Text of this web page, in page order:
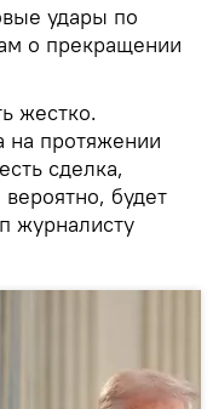
удары по
о прекращении
жестко.
на протяжении
сделка,
будет
журналисту